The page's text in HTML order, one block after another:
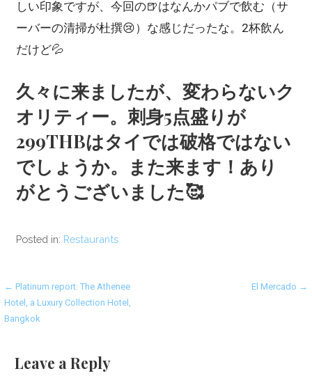
しい印象ですが、今回の🍺はなんかパブで飲む（サ
ーバーの清掃が杜撰😢）な感じだったな。2杯飲ん
だけど💦
久々に来ましたが、変わらないク
オリティー。刺身5点盛りが
299THBはタイでは破格ではない
でしょうか。また来ます！あり
がとうございました🥰
Posted in: Restaurants
Post
navigation
← Platinum report: The Athenee
Hotel, a Luxury Collection Hotel,
Bangkok
El Mercado →
Leave a Reply